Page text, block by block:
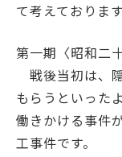
て考えております
第一期 〈昭和二
戦後当初は、
もらうといった
働きかける事件
工事件です。